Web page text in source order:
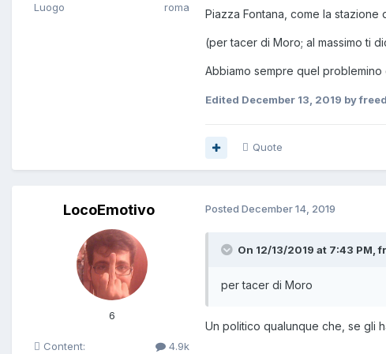
Luogo
roma Piazza Fontana, come la
(per tacer di Moro; al massimo ti
Abbiamo sempre quel
Edited December 13, 2019 by
Quote
LocoEmotivo
6
Content:
4.9k
Posted December 14, 2019
On 12/13/2019 at 7:43 PM,
per tacer di Moro
Un politico qualunque che, se gli